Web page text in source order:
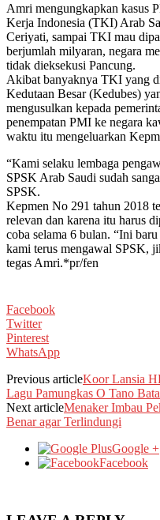
Amri mengungkapkan kasus
Kerja Indonesia (TKI) Arab
Ceriyati, sampai TKI mau
berjumlah milyaran, negara
tidak dieksekusi Pancung.
Akibat banyaknya TKI yang
Kedutaan Besar (Kedubes)
mengusulkan kepada
penempatan PMI ke negara
waktu itu mengeluarkan
“Kami selaku lembaga
SPSK Arab Saudi sudah
SPSK.
Kepmen No 291 tahun 2018
relevan dan karena itu harus
coba selama 6 bulan. “Ini
kami terus mengawal SPSK,
tegas Amri.*pr/fen
Facebook
Twitter
Pinterest
WhatsApp
Previous articleKoor Lansia
Lagu Pamungkas O Tano
Next articleMenaker Imbau
Benar agar Terlindungi
Google +
Facebook